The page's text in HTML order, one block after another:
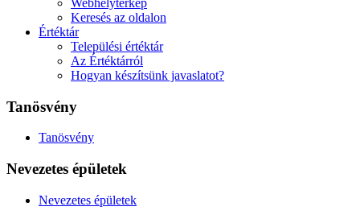
Keresés az oldalon
Értéktár
Települési értéktár
Az Értéktárról
Hogyan készítsünk javaslatot?
Tanösvény
Tanösvény
Nevezetes épületek
Nevezetes épületek